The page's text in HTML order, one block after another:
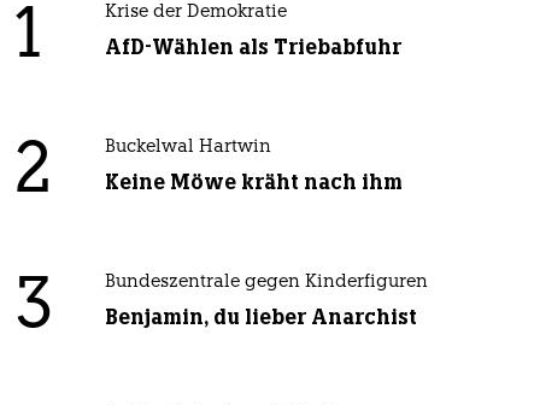
1 Krise der Demokratie
AfD-Wählen als Triebabfuhr
2 Buckelwal Hartwin
Keine Möwe kräht nach ihm
3 Bundeszentrale gegen Kinderfiguren
Benjamin, du lieber Anarchist